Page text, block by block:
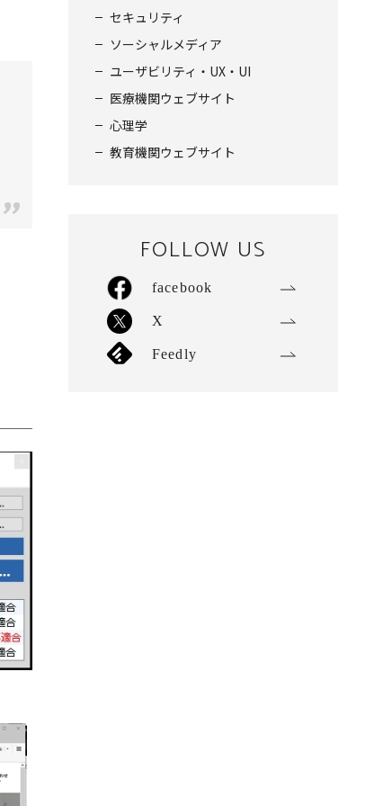
セキュリティ
ソーシャルメディア
ユーザビリティ・UX・UI
医療機関ウェブサイト
心理学
教育機関ウェブサイト
FOLLOW US
facebook
X
Feedly